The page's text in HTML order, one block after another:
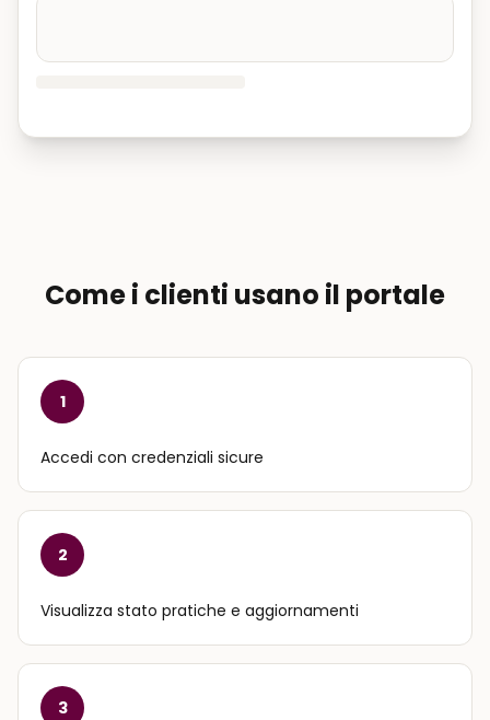
Come i clienti usano il portale
1
Accedi con credenziali sicure
2
Visualizza stato pratiche e aggiornamenti
3